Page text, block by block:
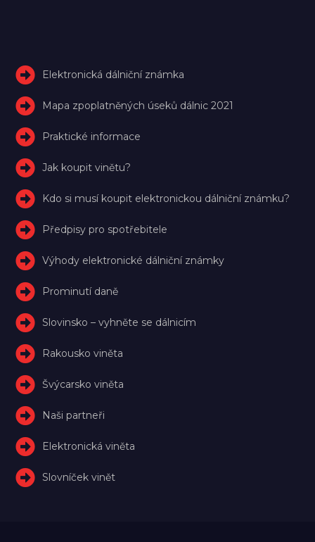
Elektronická dálniční známka
Mapa zpoplatněných úseků dálnic 2021
Praktické informace
Jak koupit vinětu?
Kdo si musí koupit elektronickou dálniční známku?
Předpisy pro spotřebitele
Výhody elektronické dálniční známky
Prominutí daně
Slovinsko – vyhněte se dálnicím
Rakousko viněta
Švýcarsko viněta
Naši partneři
Elektronická viněta
Slovníček vinět